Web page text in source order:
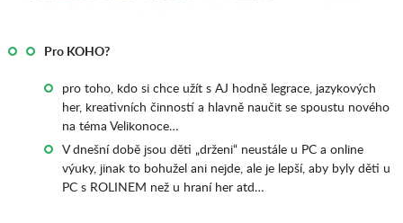
Pro KOHO?
pro toho, kdo si chce užít s AJ hodně legrace, jazykových
her, kreativních činností a hlavně naučit se spoustu nového
na téma Velikonoce…
V dnešní době jsou děti „drženi“ neustále u PC a online
výuky, jinak to bohužel ani nejde, ale je lepší, aby byly děti u
PC s ROLINEM než u hraní her atd…